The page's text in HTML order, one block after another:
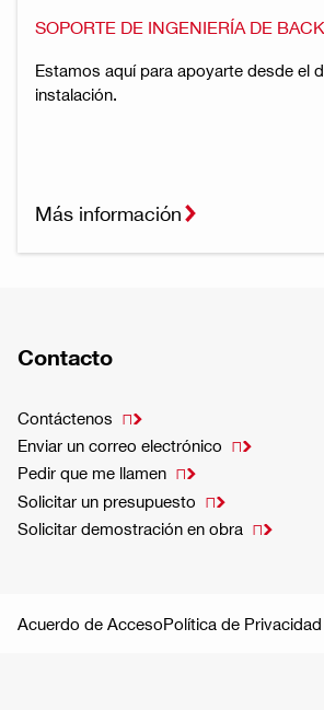
SOPORTE DE INGENIERÍA DE
Estamos aquí para apoyarte desde el
instalación.
Más información
Contacto
Contáctenos 
Enviar un correo electrónico 
Pedir que me llamen 
Solicitar un presupuesto 
Solicitar demostración en obra 
Acuerdo de AccesoPolítica de